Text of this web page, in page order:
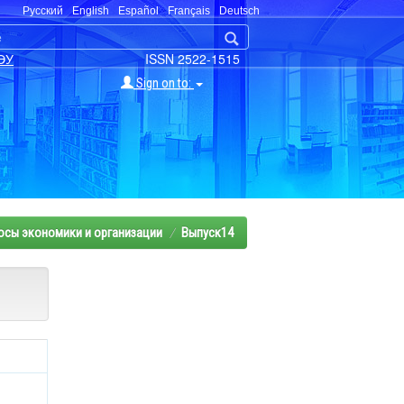
Русский English Español Français Deutsch
ISSN 2522-1515
Sign on to:
экономики и организации Выпуск14